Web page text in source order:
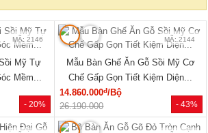
- 40%
Kẻ Rãnh
Rẻ
- 33%
Giường Ngủ Sồi Tự Nhiên Chân
Thấp Hiện Đại Bo Góc Sang...
19.220.000
28.500.000